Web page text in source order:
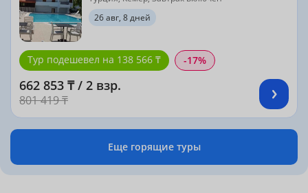
26 авг, 8 дней
Тур подешевел на 138 566 ₸ -17%
662 853 ₸ / 2 взр.
801 419 ₸
Еще горящие туры